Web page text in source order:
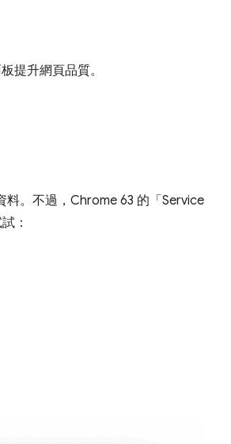
提升網頁品質。
料。不過，Chrome 63 的「Service
：